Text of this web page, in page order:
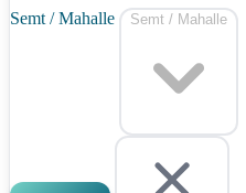
Semt / Mahalle Semt / Mahalle